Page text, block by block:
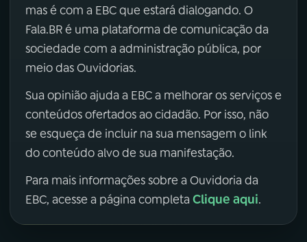
mas é com a EBC que estará dialogando. O
Fala.BR é uma plataforma de comunicação da
sociedade com a administração pública, por
meio das Ouvidorias.
Sua opinião ajuda a EBC a melhorar os serviços e
conteúdos ofertados ao cidadão. Por isso, não
se esqueça de incluir na sua mensagem o link
do conteúdo alvo de sua manifestação.
Para mais informações sobre a Ouvidoria da
EBC, acesse a página completa Clique aqui.